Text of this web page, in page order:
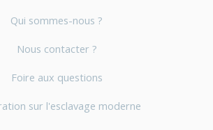
Qui sommes-nous ?
Nous contacter ?
Foire aux questions
sur l'esclavage moderne